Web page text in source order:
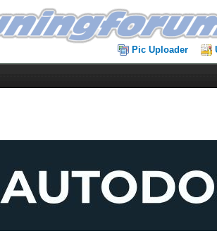
Pic Uploader